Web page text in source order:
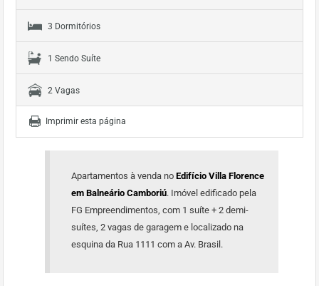
3 Dormitórios
1 Sendo Suíte
2 Vagas
Imprimir esta página
Apartamentos à venda no Edifício Villa Florence
em Balneário Camboriú. Imóvel edificado pela
FG Empreendimentos, com 1 suíte + 2 demi-
suítes, 2 vagas de garagem e localizado na
esquina da Rua 1111 com a Av. Brasil.